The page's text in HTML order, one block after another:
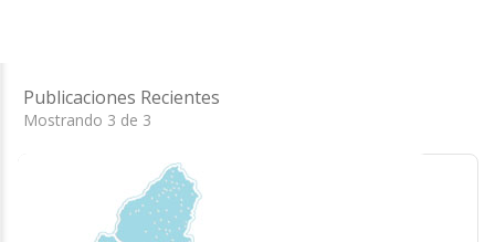
Publicaciones Recientes
Mostrando 3 de 3